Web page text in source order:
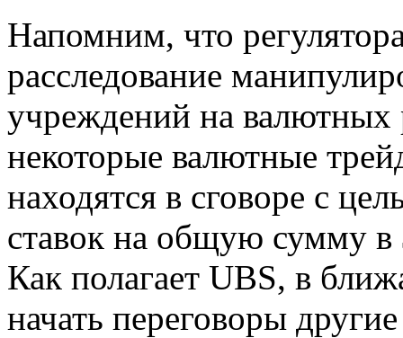
Напомним, что
расследование
учреждений на валютных
некоторые валютные
находятся в сговоре с
ставок на общую сумму
Как полагает UBS, в
начать переговоры